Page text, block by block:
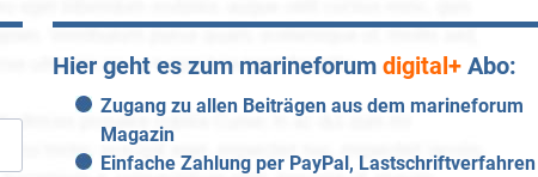
Hier geht es zum marineforumdigital+Abo:
Zugang zu allen Beiträgen aus dem marineforum
Magazin
Einfache Zahlung per PayPal, Lastschriftverfahren